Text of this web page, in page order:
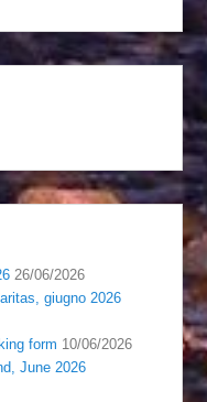
26/06/2026
giugno 2026
form 10/06/2026
June 2026